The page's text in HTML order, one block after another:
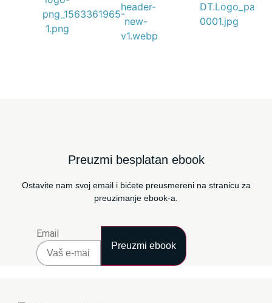
Preuzmi besplatan ebook
Ostavite nam svoj email i bićete preusmereni na stranicu za
preuzimanje ebook-a.
Email
Preuzmi ebook